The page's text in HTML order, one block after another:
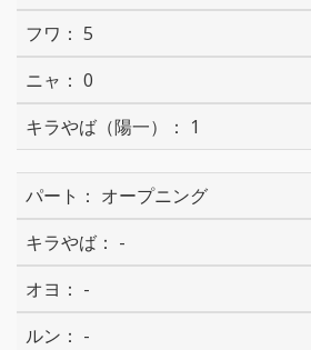
5
0
1
オープニング
-
-
-